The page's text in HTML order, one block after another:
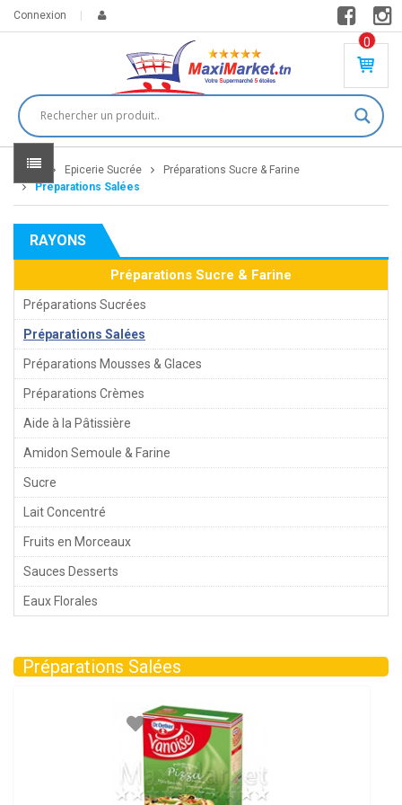
Connexion
0
PR
DU
IT(
S)
Home Epicerie Sucrée
Préparations Sucre & Farine
Préparations Salées
RAYONS
Préparations Sucre & Farine
Préparations Sucrées
Préparations Salées
Préparations Mousses & Glaces
Préparations Crèmes
Aide à la Pâtissière
Amidon Semoule & Farine
Sucre
Lait Concentré
Fruits en Morceaux
Sauces Desserts
Eaux Florales
Préparations Salées